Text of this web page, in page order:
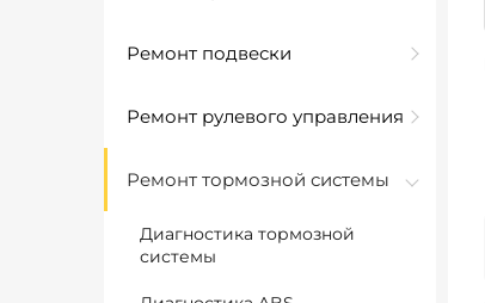
Ремонт подвески
Ремонт рулевого управления
Ремонт тормозной системы
Диагностика тормозной
системы